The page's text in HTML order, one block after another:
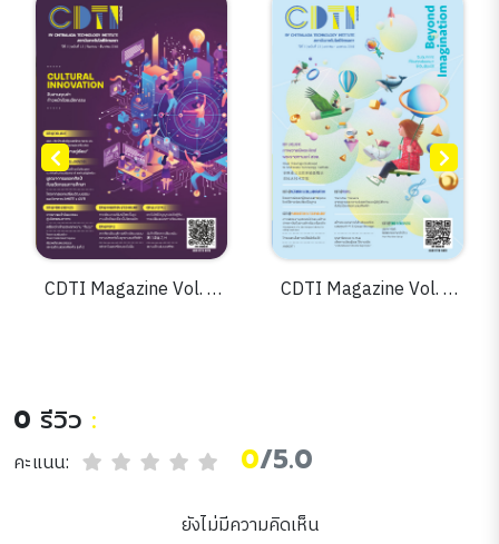
Magazine Vol. 5
CDTI Magazine Vol. 5
CDTI
0 รีวิว :
คะแนน: 0/5.0
ยังไม่มีความคิดเห็น